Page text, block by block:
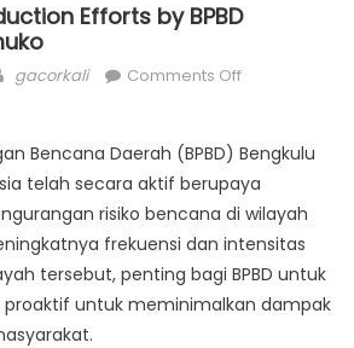
Efforts by BPBD
Author
gacorkali Comments Offon
Reduction
Efforts
by
BPBD
Bengkulu
Mukomuko
Bencana Daerah (BPBD) Bengkulu
telah secara aktif berupaya
risiko bencana di wilayah
frekuensi dan intensitas
tersebut, penting bagi BPBD untuk
untuk meminimalkan dampak